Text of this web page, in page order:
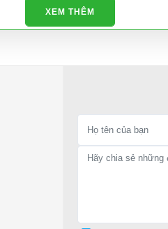
thế phụ tùng, phụ kiện -
cho xe hoặc có vấn đề gì cần
XEM THÊM